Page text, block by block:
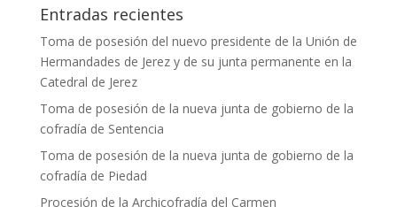
Entradas recientes
Toma de posesión del nuevo presidente de la Unión de
Hermandades de Jerez y de su junta permanente en la
Catedral de Jerez
Toma de posesión de la nueva junta de gobierno de la
cofradía de Sentencia
Toma de posesión de la nueva junta de gobierno de la
cofradía de Piedad
Procesión de la Archicofradía del Carmen